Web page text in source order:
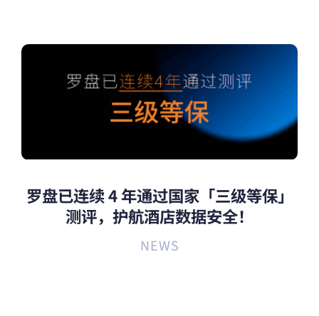
罗盘已连续 4 年通过国家「三级等保」
测评，护航酒店数据安全！
NEWS